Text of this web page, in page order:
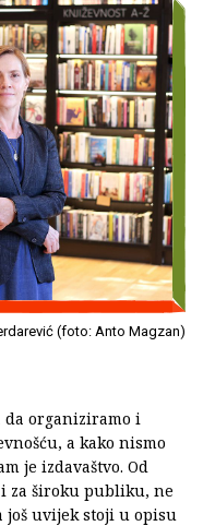
(foto: Anto Magzan)
da organiziramo i
a kako nismo
je izdavaštvo. Od
za široku publiku, ne
još uvijek stoji u opisu